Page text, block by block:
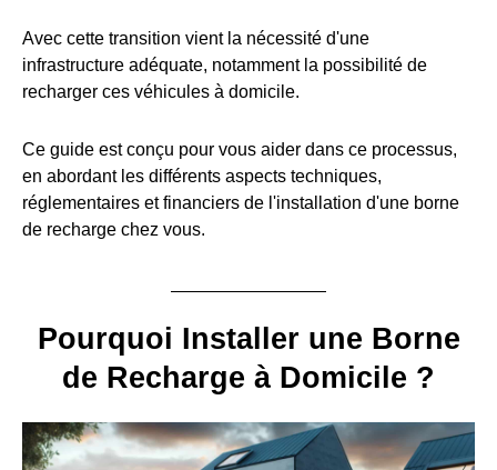
Avec cette transition vient la nécessité d'une
infrastructure adéquate, notamment la possibilité de
recharger ces véhicules à domicile.
Ce guide est conçu pour vous aider dans ce processus,
en abordant les différents aspects techniques,
réglementaires et financiers de l'installation d'une borne
de recharge chez vous.
Pourquoi Installer une Borne
de Recharge à Domicile ?